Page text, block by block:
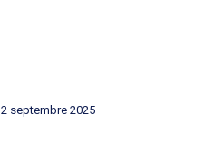
2 septembre 2025